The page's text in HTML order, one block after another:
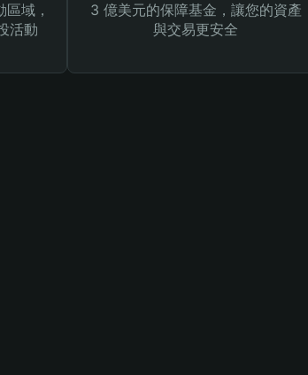
域，
活動
3 億美元的保障基金，讓您的資產
與交易更安全